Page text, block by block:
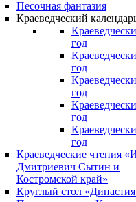
Песочная фантазия
Краеведческий
год
год
год
год
год
Краеведческие чтения
Дмитриевич Сытин и
Костромской край»
Круглый стол